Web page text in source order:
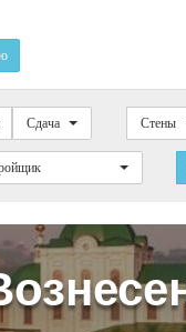
Сдача Стены